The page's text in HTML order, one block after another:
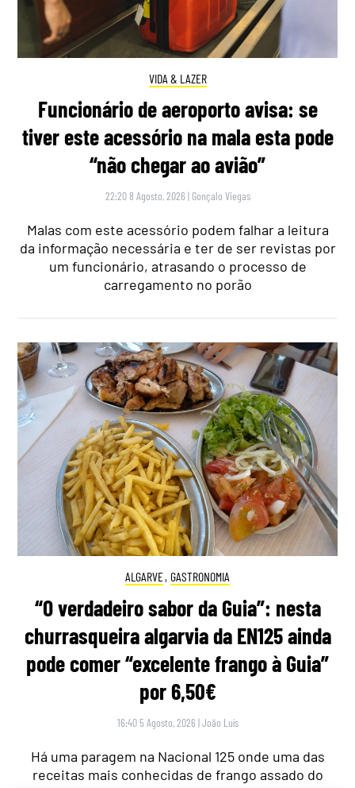
VIDA & LAZER
Funcionário de aeroporto avisa: se
tiver este acessório na mala esta pode
“não chegar ao avião”
22:20 8 Agosto, 2026 | Gonçalo Viegas
Malas com este acessório podem falhar a leitura
da informação necessária e ter de ser revistas por
um funcionário, atrasando o processo de
carregamento no porão
ALGARVE, GASTRONOMIA
“O verdadeiro sabor da Guia”: nesta
churrasqueira algarvia da EN125 ainda
pode comer “excelente frango à Guia”
por 6,50€
16:40 5 Agosto, 2026 |João Luís
Há uma paragem na Nacional 125 onde uma das
receitas mais conhecidas de frango assado do